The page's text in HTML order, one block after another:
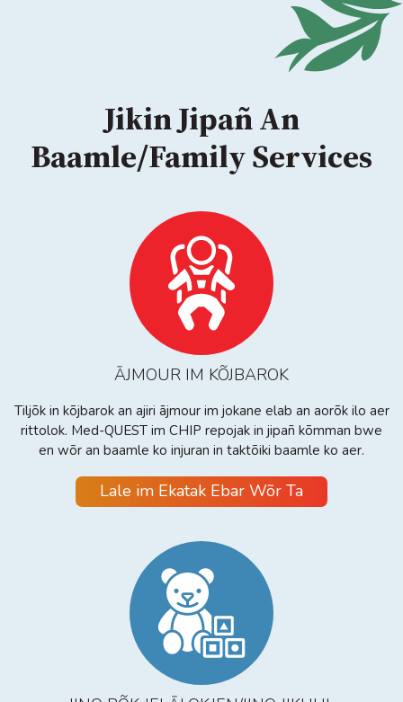
Jikin Jipañ An
Baamle/Family Services
ĀJMOUR IM KÕJBAROK
Tiljõk in kõjbarok an ajiri ājmour im jokane elab an aorõk ilo aer
rittolok. Med-QUEST im CHIP repojak in jipañ kõmman bwe
en wõr an baamle ko injuran in taktõiki baamle ko aer.
Lale im Ekatak Ebar Wõr Ta